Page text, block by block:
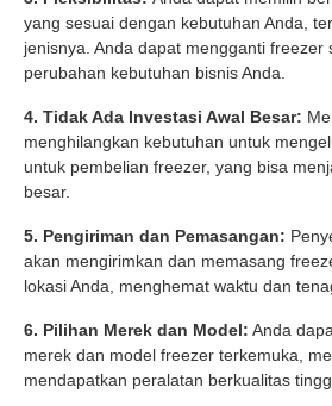
yang sesuai dengan kebutuhan Anda,
jenisnya. Anda dapat mengganti freezer
perubahan kebutuhan bisnis Anda.
4. Tidak Ada Investasi Awal Besar:
menghilangkan kebutuhan untuk
untuk pembelian freezer, yang bisa
besar.
5. Pengiriman dan Pemasangan:
akan mengirimkan dan memasang
lokasi Anda, menghemat waktu dan
6. Pilihan Merek dan Model: Anda
merek dan model freezer terkemuka,
mendapatkan peralatan berkualitas